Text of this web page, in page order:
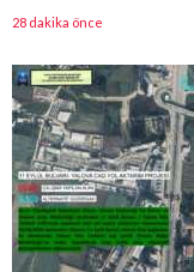
28 dakika önce